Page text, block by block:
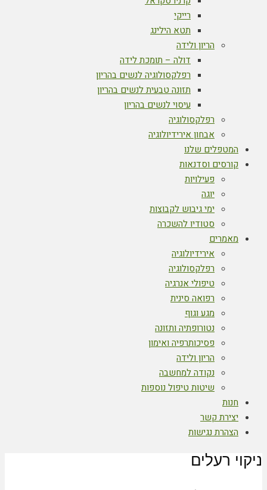
רייקי
תטא הילינג
הריון ולידה
דולה – תומכת לידה
רפלקסולוגיה לנשים בהריון
תזונה טבעית לנשים בהריון
עיסוי לנשים בהריון
רפלקסולוגיה
אבחון אירידיולוגיה
המטפלים שלנו
קורסים וסדנאות
פעילויות
יוגה
ימי גיבוש לקבוצות
סטודיו להשכרה
מאמרים
אירידיולוגיה
רפלקסולוגיה
טיפולי אנרגיה
רפואה סינית
מגע וגוף
נטורופתיה ותזונה
פסיכותרפיה ואימון
הריון ולידה
נקודה למחשבה
שיטות טיפול נוספות
חנות
יצירת קשר
הצהרת נגישות
ניקוי רעלים